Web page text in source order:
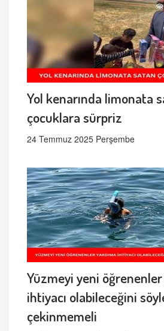
Yol kenarında limonata
çocuklara sürpriz
24 Temmuz 2025 Perşembe
Yüzmeyi yeni öğrenenler
ihtiyacı olabileceğini
çekinmemeli